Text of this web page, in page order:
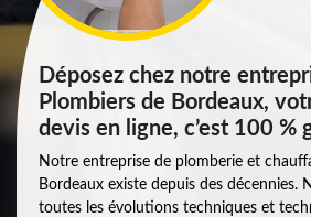
Déposez chez notre
Plombiers de Bordeaux,
devis en ligne, c’est 100 %
Notre entreprise de plomberie et
Bordeaux existe depuis des décennies.
toutes les évolutions techniques et